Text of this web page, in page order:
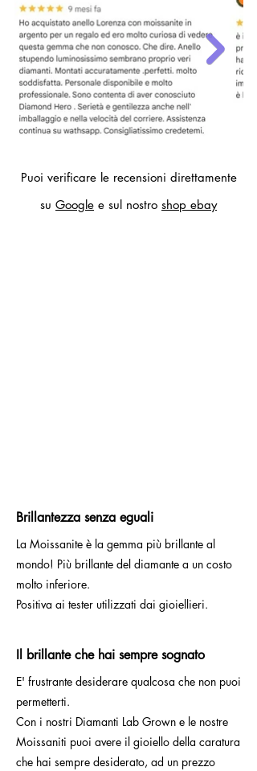
Puoi verificare le recensioni direttamente
su Google e sul nostro shop ebay
Brillantezza senza eguali
La Moissanite è la gemma più brillante al
mondo! Più brillante del diamante a un costo
molto inferiore.
Positiva ai tester utilizzati dai gioiellieri.
Il brillante che hai sempre sognato
E' frustrante desiderare qualcosa che non puoi
permetterti.
Con i nostri Diamanti Lab Grown e le nostre
Moissaniti puoi avere il gioiello della caratura
che hai sempre desiderato, ad un prezzo